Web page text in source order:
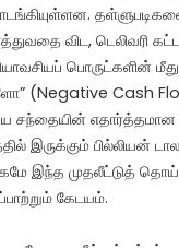
விட, டெலிவரி
பொருட்களின்
(Negative Cash
சந்தையின்
இருக்கும் பில்லியன்
இந்த முதலீட்டுத்
கேடயம்.